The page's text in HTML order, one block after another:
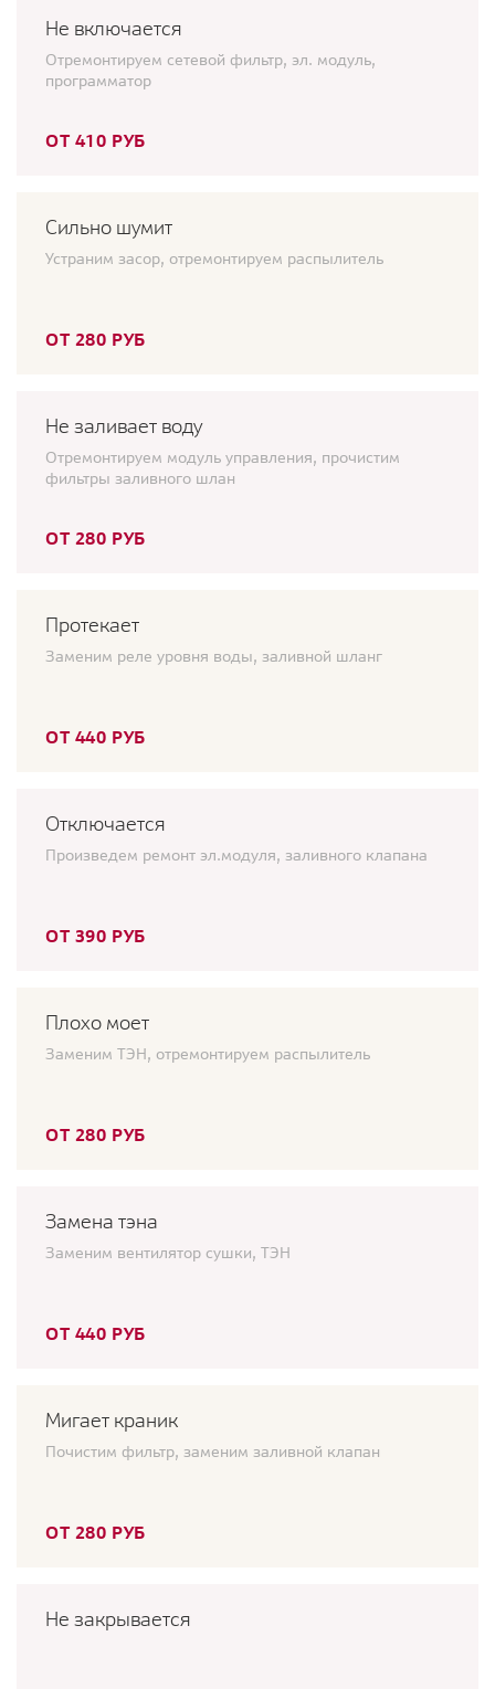
Не включается
Отремонтируем сетевой фильтр, эл. модуль,
программатор
ОТ 410 РУБ
Сильно шумит
Устраним засор, отремонтируем распылитель
ОТ 280 РУБ
Не заливает воду
Отремонтируем модуль управления, прочистим
фильтры заливного шлан
ОТ 280 РУБ
Протекает
Заменим реле уровня воды, заливной шланг
ОТ 440 РУБ
Отключается
Произведем ремонт эл.модуля, заливного клапана
ОТ 390 РУБ
Плохо моет
Заменим ТЭН, отремонтируем распылитель
ОТ 280 РУБ
Замена тэна
Заменим вентилятор сушки, ТЭН
ОТ 440 РУБ
Мигает краник
Почистим фильтр, заменим заливной клапан
ОТ 280 РУБ
Не закрывается